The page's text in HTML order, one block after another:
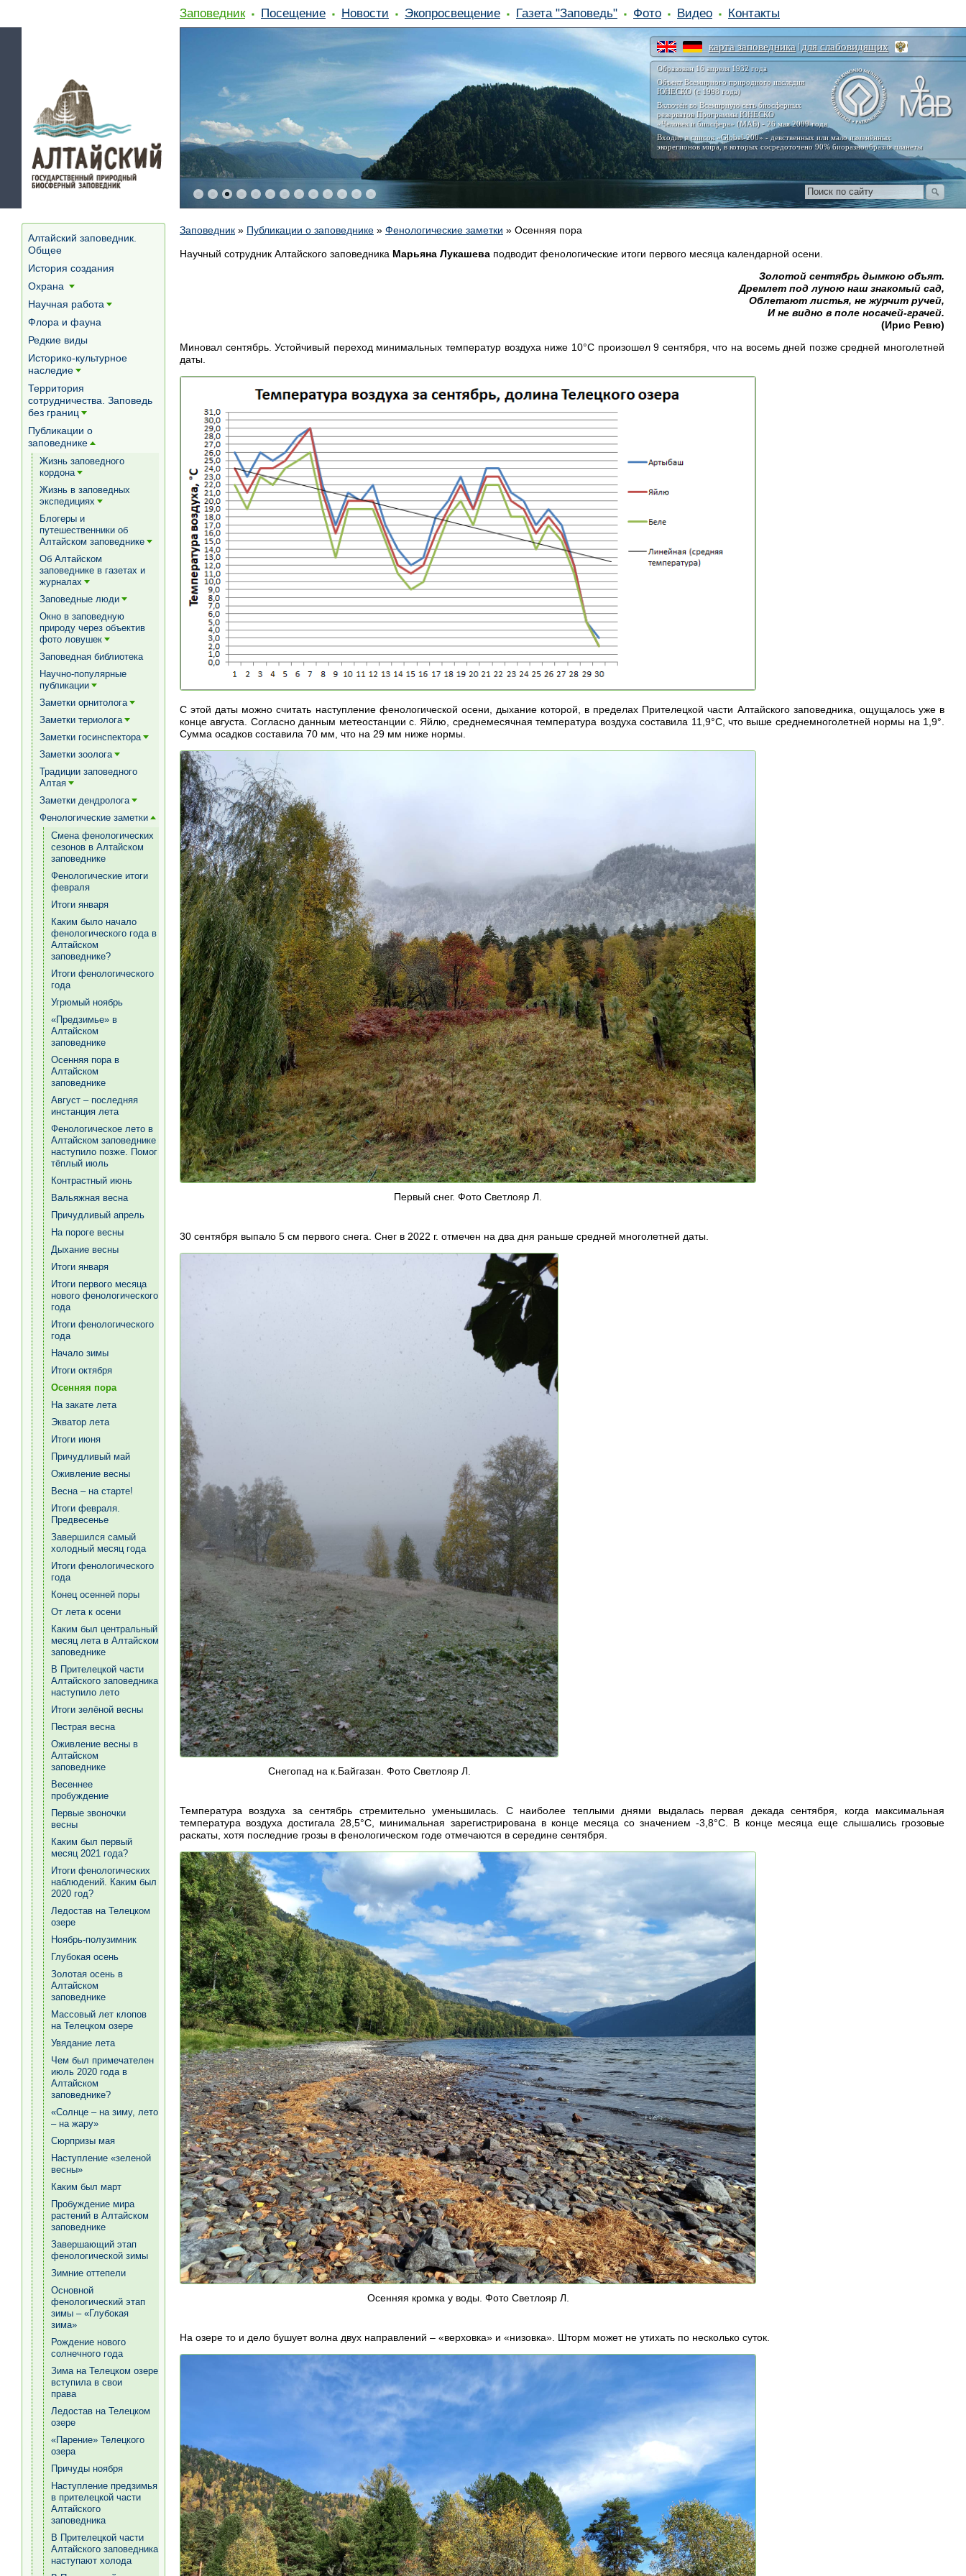
карта заповедника | для слабовидящих
Образован 16 апреля 1932 года
Объект Всемирного природного наследия
ЮНЕСКО (с 1998 года)
Включён во Всемирную сеть биосферных
резерватов Программы ЮНЕСКО
«Человек и биосфера» (МАБ) - 26 мая 2009 года
Входит в список «Global-200» - девственных или мало изменённых
экорегионов мира, в которых сосредоточено 90% биоразнообразия планеты
Заповедник Посещение Новости Экопросвещение Газета "Заповедь" Фото Видео Контакты
Заповедник » Публикации о заповеднике » Фенологические заметки » Осенняя пора
Научный сотрудник Алтайского заповедника Марьяна Лукашева подводит фенологические итоги первого месяца календарной осени.
Золотой сентябрь дымкою объят.
Дремлет под луною наш знакомый сад,
Облетают листья, не журчит ручей,
И не видно в поле носачей-грачей.
(Ирис Ревю)
Миновал сентябрь. Устойчивый переход минимальных температур воздуха ниже 10°С произошел 9 сентября, что на восемь дней позже средней многолетней
даты.
С этой даты можно считать наступление фенологической осени, дыхание которой, в пределах Прителецкой части Алтайского заповедника, ощущалось уже в
конце августа. Согласно данным метеостанции с. Яйлю, среднемесячная температура воздуха составила 11,9°С, что выше среднемноголетней нормы на 1,9°.
Сумма осадков составила 70 мм, что на 29 мм ниже нормы.
Первый снег. Фото Светлояр Л.
30 сентября выпало 5 см первого снега. Снег в 2022 г. отмечен на два дня раньше средней многолетней даты.
Снегопад на к.Байгазан. Фото Светлояр Л.
Температура воздуха за сентябрь стремительно уменьшилась. С наиболее теплыми днями выдалась первая декада сентября, когда максимальная
температура воздуха достигала 28,5°С, минимальная зарегистрирована в конце месяца со значением -3,8°С. В конце месяца еще слышались грозовые
раскаты, хотя последние грозы в фенологическом годе отмечаются в середине сентября.
Осенняя кромка у воды. Фото Светлояр Л.
На озере то и дело бушует волна двух направлений – «верховка» и «низовка». Шторм может не утихать по несколько суток.
Алтайский заповедник.
Общее
История создания
Охрана
Научная работа
Флора и фауна
Редкие виды
Историко-культурное
наследие
Территория
сотрудничества. Заповедь
без границ
Публикации о
заповеднике [+]
Жизнь заповедного
кордона
Жизнь в заповедных
экспедициях
Блогеры и
путешественники об
Алтайском заповеднике
Об Алтайском
заповеднике в газетах и
журналах
Заповедные люди
Окно в заповедную
природу через объектив
фото ловушек
Заповедная библиотека
Научно-популярные
публикации
Заметки орнитолога
Заметки териолога
Заметки госинспектора
Заметки зоолога
Традиции заповедного
Алтая
Заметки дендролога
Фенологические заметки [+]
Смена фенологических
сезонов в Алтайском
заповеднике
Фенологические итоги
февраля
Итоги января
Каким было начало
фенологического года в
Алтайском
заповеднике?
Итоги фенологического
года
Угрюмый ноябрь
«Предзимье» в
Алтайском
заповеднике
Осенняя пора в
Алтайском
заповеднике
Август – последняя
инстанция лета
Фенологическое лето в
Алтайском заповеднике
наступило позже. Помог
тёплый июль
Контрастный июнь
Вальяжная весна
Причудливый апрель
На пороге весны
Дыхание весны
Итоги января
Итоги первого месяца
нового фенологического
года
Итоги фенологического
года
Начало зимы
Итоги октября
Осенняя пора
На закате лета
Экватор лета
Итоги июня
Причудливый май
Оживление весны
Весна – на старте!
Итоги февраля.
Предвесенье
Завершился самый
холодный месяц года
Итоги фенологического
года
Конец осенней поры
От лета к осени
Каким был центральный
месяц лета в Алтайском
заповеднике
В Прителецкой части
Алтайского заповедника
наступило лето
Итоги зелёной весны
Пестрая весна
Оживление весны в
Алтайском
заповеднике
Весеннее
пробуждение
Первые звоночки
весны
Каким был первый
месяц 2021 года?
Итоги фенологических
наблюдений. Каким был
2020 год?
Ледостав на Телецком
озере
Ноябрь-полузимник
Глубокая осень
Золотая осень в
Алтайском
заповеднике
Массовый лет клопов
на Телецком озере
Увядание лета
Чем был примечателен
июль 2020 года в
Алтайском
заповеднике?
«Солнце – на зиму, лето
– на жару»
Сюрпризы мая
Наступление «зеленой
весны»
Каким был март
Пробуждение мира
растений в Алтайском
заповеднике
Завершающий этап
фенологической зимы
Зимние оттепели
Основной
фенологический этап
зимы – «Глубокая
зима»
Рождение нового
солнечного года
Зима на Телецком озере
вступила в свои
права
Ледостав на Телецком
озере
«Парение» Телецкого
озера
Причуды ноября
Наступление предзимья
в прителецкой части
Алтайского
заповедника
В Прителецкой части
Алтайского заповедника
наступают холода